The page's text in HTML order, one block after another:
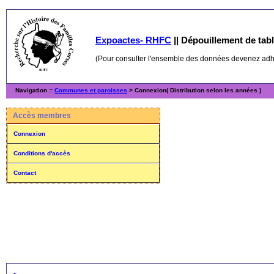
Expoactes- RHFC || Dépouillement de
(Pour consulter l'ensemble des données devenez
Navigation :: Communes et paroisses > Connexion( Distribution selon les années )
Accès membres
Connexion
Conditions d'accès
Contact